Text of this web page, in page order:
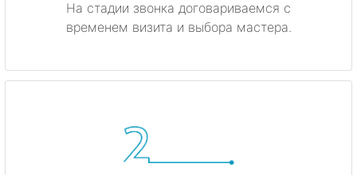
На стадии звонка договариваемся с
временем визита и выбора мастера.